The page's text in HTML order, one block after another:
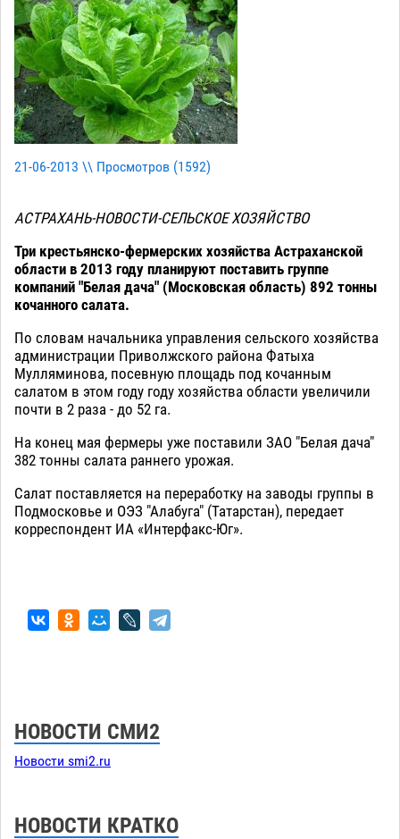
21-06-2013 \\ Просмотров (1592)
АСТРАХАНЬ-НОВОСТИ-СЕЛЬСКОЕ ХОЗЯЙСТВО
Три крестьянско-фермерских хозяйства Астраханской
области в 2013 году планируют поставить группе
компаний "Белая дача" (Московская область) 892 тонны
кочанного салата.
По словам начальника управления сельского хозяйства
администрации Приволжского района Фатыха
Мулляминова, посевную площадь под кочанным
салатом в этом году году хозяйства области увеличили
почти в 2 раза - до 52 га.
На конец мая фермеры уже поставили ЗАО "Белая дача"
382 тонны салата раннего урожая.
Салат поставляется на переработку на заводы группы в
Подмосковье и ОЭЗ "Алабуга" (Татарстан), передает
корреспондент ИА «Интерфакс-Юг».
НОВОСТИ СМИ2
Новости smi2.ru
НОВОСТИ КРАТКО